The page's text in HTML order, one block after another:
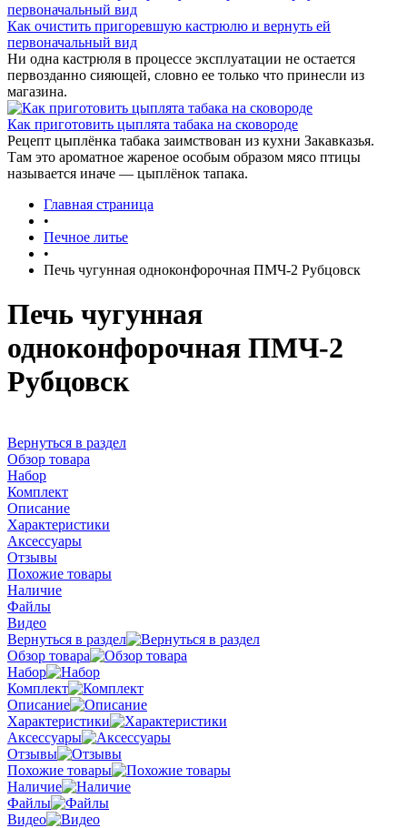
Как очистить пригоревшую кастрюлю и вернуть ей
первоначальный вид
Ни одна кастрюля в процессе эксплуатации не остается
первозданно сияющей, словно ее только что принесли из
магазина.
Как приготовить цыплята табака на сковороде
Рецепт цыплёнка табака заимствован из кухни Закавказья.
Там это ароматное жареное особым образом мясо птицы
называется иначе — цыплёнок тапака.
Главная страница
•
Печное литье
•
Печь чугунная одноконфорочная ПМЧ-2 Рубцовск
Печь чугунная
одноконфорочная ПМЧ-2
Рубцовск
Вернуться в раздел
Обзор товара
Набор
Комплект
Описание
Характеристики
Аксессуары
Отзывы
Похожие товары
Наличие
Файлы
Видео
Вернуться в раздел
Обзор товара
Набор
Комплект
Описание
Характеристики
Аксессуары
Отзывы
Похожие товары
Наличие
Файлы
Видео